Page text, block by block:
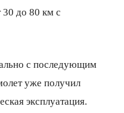
30 до 80 км с
с последующим
уже получил
эксплуатация.